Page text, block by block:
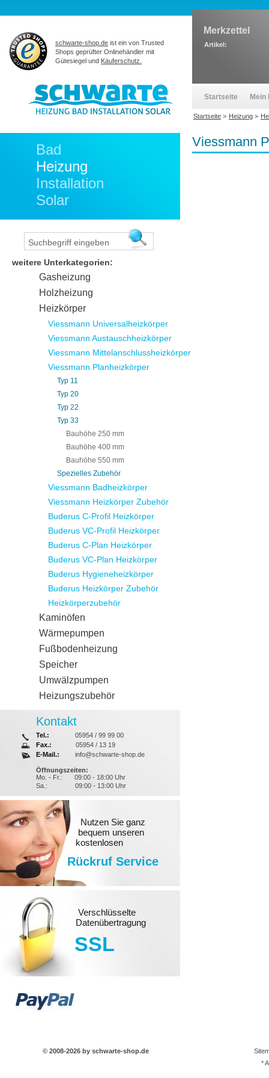
Viessmann
Bad
Heizung
Installation
Solar
weitere Unterkategorien:
Gasheizung
Holzheizung
Heizkörper
Viessmann Universalheizkörper
Viessmann Austauschheizkörper
Viessmann Mittelanschlussheizkörper
Viessmann Planheizkörper
Typ 11
Typ 20
Typ 22
Typ 33
Bauhöhe 250 mm
Bauhöhe 400 mm
Bauhöhe 550 mm
Spezielles Zubehör
Viessmann Badheizkörper
Viessmann Heizkörper Zubehör
Buderus C-Profil Heizkörper
Buderus VC-Profil Heizkörper
Buderus C-Plan Heizkörper
Buderus VC-Plan Heizkörper
Buderus Hygieneheizkörper
Buderus Heizkörper Zubehör
Heizkörperzubehör
Kaminöfen
Wärmepumpen
Fußbodenheizung
Speicher
Umwälzpumpen
Heizungszubehör
Kontakt
Tel.:
05954 / 99 99 00
Fax.:
05954 / 13 19
E-Mail.:
info@schwarte-shop.de
Öffnungszeiten:
Mo. - Fr.:
09:00 - 18:00 Uhr
Sa.:
09:00 - 13:00 Uhr
Nutzen Sie ganz
bequem unseren
kostenlosen
Rückruf Service
Verschlüsselte
Datenübertragung
SSL
schwarte-shop.de ist ein von Trusted
Shops geprüfter Onlinehändler mit
Gütesiegel und Käuferschutz.
Merkzettel
Artikel:
Startseite Mein
Startseite > Heizung >
© 2008-2026 by schwarte-shop.de
*